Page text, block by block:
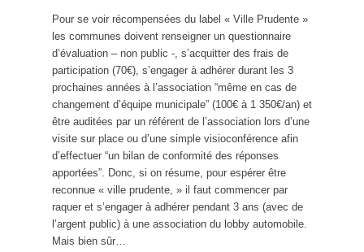
Pour se voir récompensées du label « Ville Prudente »
les communes doivent renseigner un questionnaire
d’évaluation – non public -, s’acquitter des frais de
participation (70€), s’engager à adhérer durant les 3
prochaines années à l’association “même en cas de
changement d’équipe municipale” (100€ à 1 350€/an) et
être auditées par un référent de l’association lors d’une
visite sur place ou d’une simple visioconférence afin
d’effectuer “un bilan de conformité des réponses
apportées”. Donc, si on résume, pour espérer être
reconnue « ville prudente, » il faut commencer par
raquer et s’engager à adhérer pendant 3 ans (avec de
l’argent public) à une association du lobby automobile.
Mais bien sûr…